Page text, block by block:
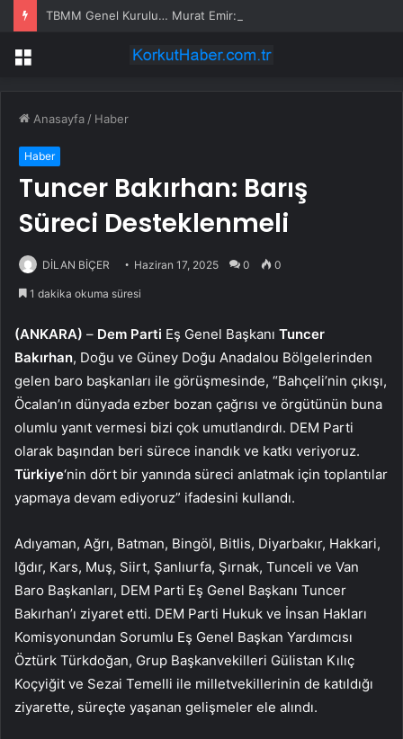
Menü
Anasayfa / Haber
Haber
Tuncer Bakırhan: Barış
Süreci Desteklenmeli
DİLAN BİÇER Haziran 17, 2025 0 0
1 dakika okuma süresi
(ANKARA) – Dem Parti Eş Genel Başkanı Tuncer
Bakırhan, Doğu ve Güney Doğu Anadalou Bölgelerinden
gelen baro başkanları ile görüşmesinde, “Bahçeli’nin çıkışı,
Öcalan’ın dünyada ezber bozan çağrısı ve örgütünün buna
olumlu yanıt vermesi bizi çok umutlandırdı. DEM Parti
olarak başından beri sürece inandık ve katkı veriyoruz.
Türkiye‘nin dört bir yanında süreci anlatmak için toplantılar
yapmaya devam ediyoruz” ifadesini kullandı.
Adıyaman, Ağrı, Batman, Bingöl, Bitlis, Diyarbakır, Hakkari,
Iğdır, Kars, Muş, Siirt, Şanlıurfa, Şırnak, Tunceli ve Van
Baro Başkanları, DEM Parti Eş Genel Başkanı Tuncer
Bakırhan’ı ziyaret etti. DEM Parti Hukuk ve İnsan Hakları
Komisyonundan Sorumlu Eş Genel Başkan Yardımcısı
Öztürk Türkdoğan, Grup Başkanvekilleri Gülistan Kılıç
Koçyiğit ve Sezai Temelli ile milletvekillerinin de katıldığı
ziyarette, süreçte yaşanan gelişmeler ele alındı.